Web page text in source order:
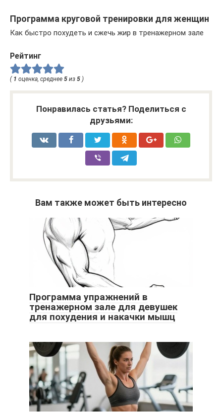
Программа круговой тренировки для женщин
Как быстро похудеть и сжечь жир в тренажерном зале
Рейтинг
( 1 оценка, среднее 5 из 5 )
Понравилась статья? Поделиться с
друзьями:
Вам также может быть интересно
Программа упражнений в
тренажерном зале для девушек
для похудения и накачки мышц